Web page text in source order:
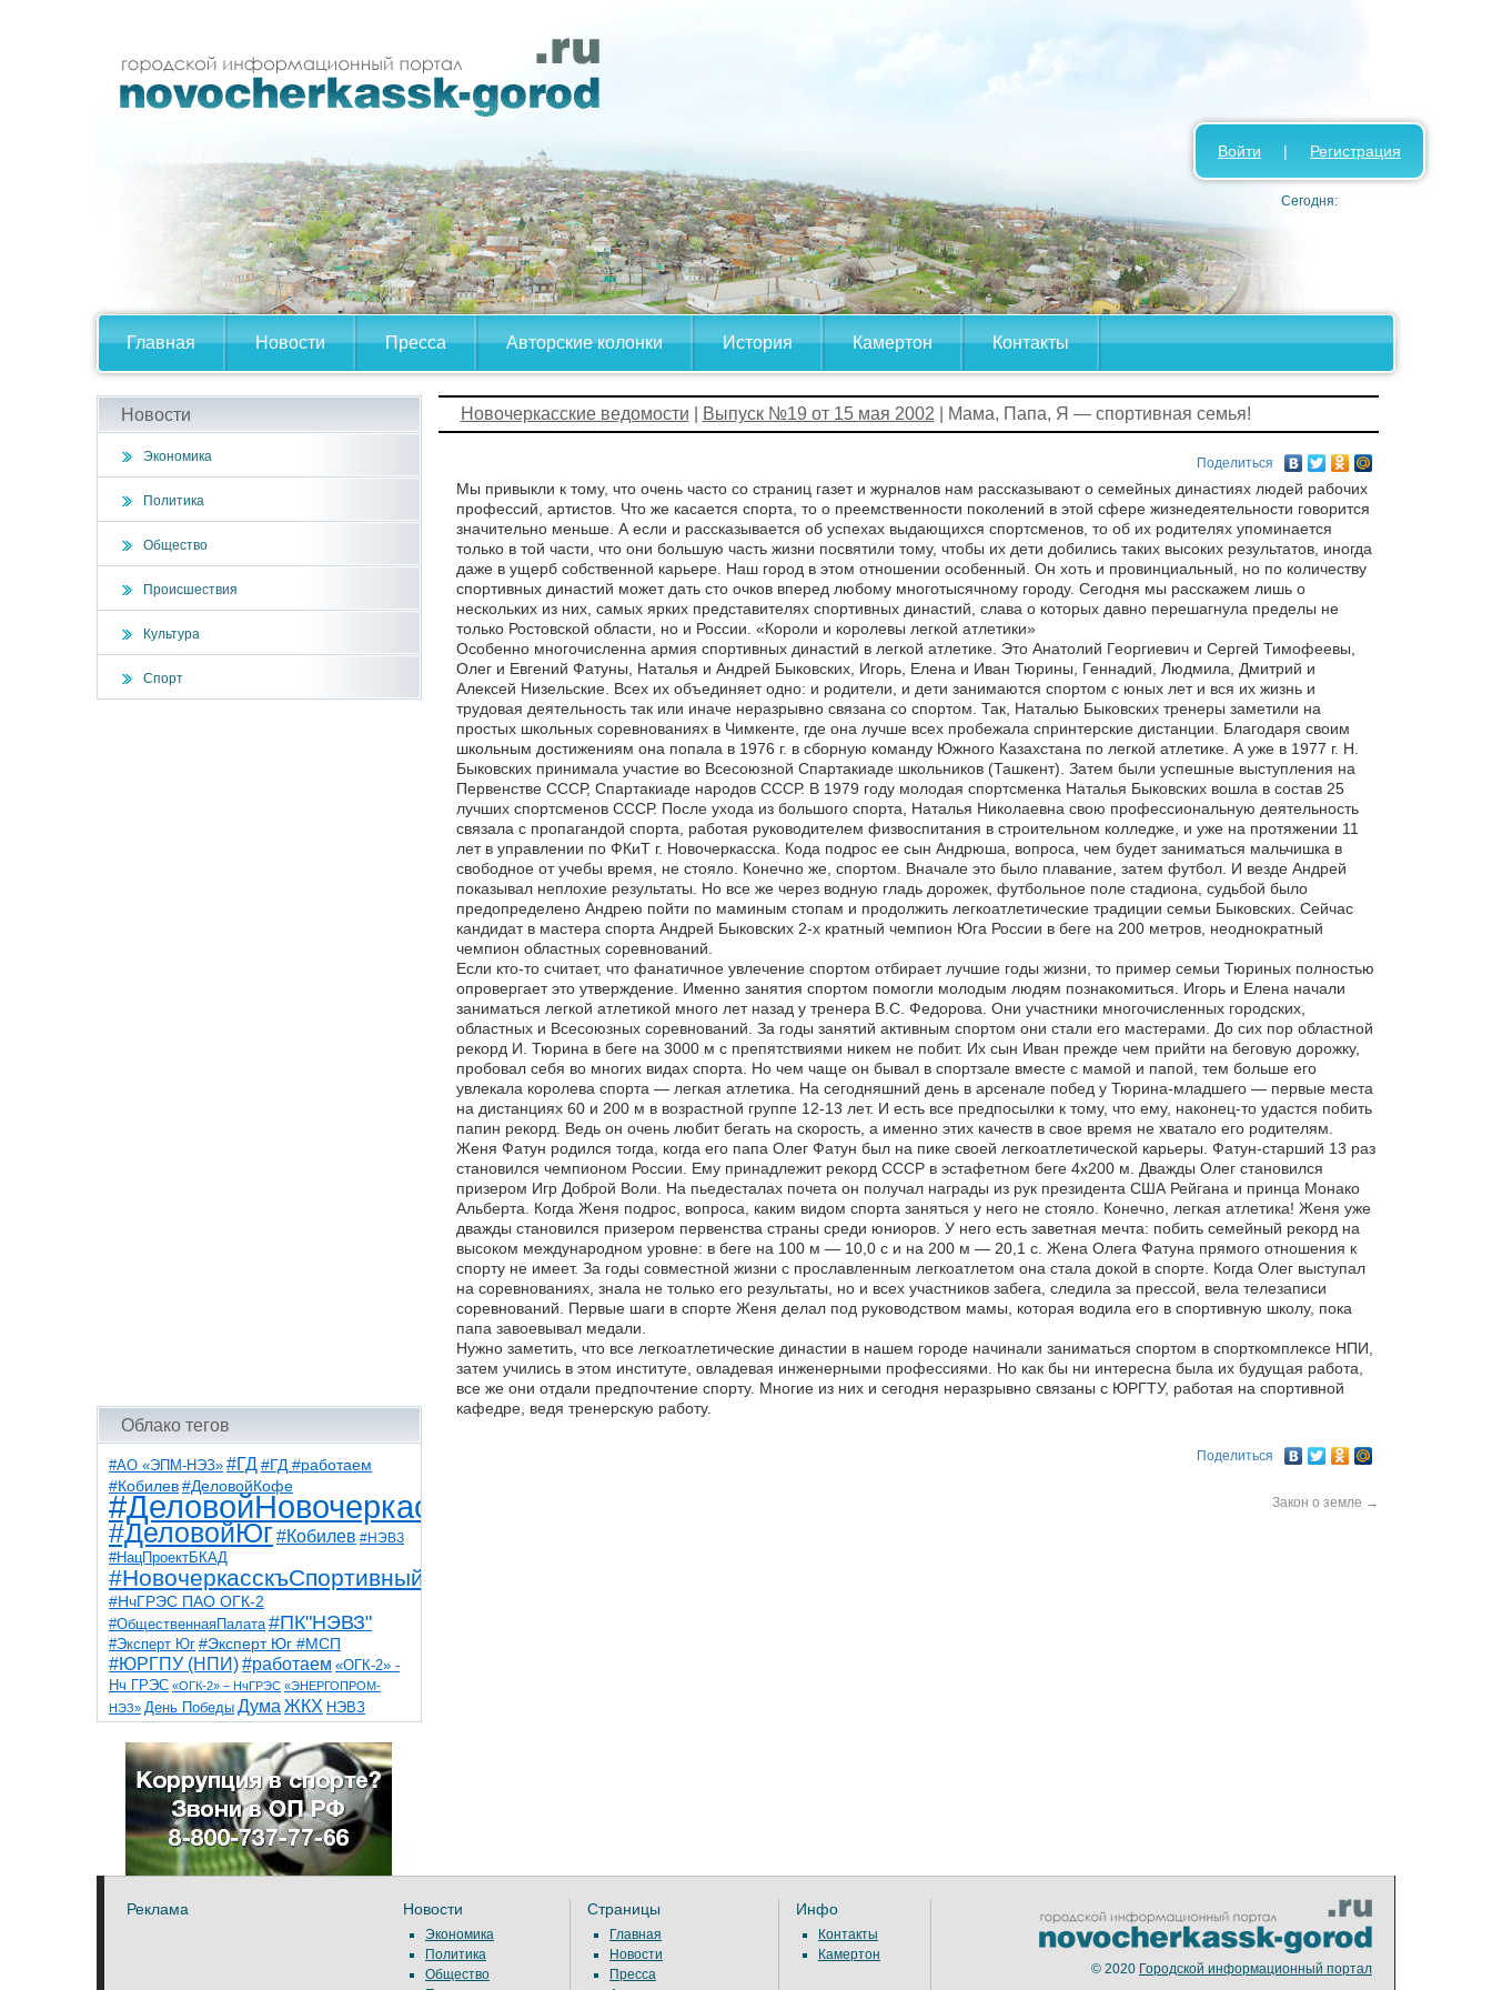
Главная Новости Пресса Авторские колонки История Камертон Контакты
Войти | Регистрация
Сегодня:
Новости
Экономика
Политика
Общество
Происшествия
Культура
Спорт
Облако тегов
#АО «ЭПМ-НЭЗ» #ГД #ГД #работаем
#Кобилев #ДеловойКофе
#ДеловойНовочеркасск
#ДеловойЮг#Кобилев #НЭВЗ
#НацПроектБКАД
#НовочеркасскъСпортивный
#НчГРЭС ПАО ОГК-2
#ОбщественнаяПалата #ПК"НЭВЗ"
#Эксперт Юг #Эксперт Юг #МСП
#ЮРГПУ (НПИ)#работаем «ОГК-2» -
Нч ГРЭС «ОГК-2» – НчГРЭС «ЭНЕРГОПРОМ-
НЭЗ» День Победы Дума ЖКХ НЭВЗ
НчГРЭС ТНТ
благоустройствоветераны выборы
детидороги казаки коррупция космос
общественная палата парк пожар роща
спорт театр транспорт художники
Новочеркасские ведомости Выпуск №19 от 15 мая 2002 | Мама, Папа, Я — спортивная семья!
Поделиться
Мы привыкли к тому, что очень часто со страниц газет и журналов нам рассказывают о семейных династиях людей рабочих
профессий, артистов. Что же касается спорта, то о преемственности поколений в этой сфере жизнедеятельности говорится
значительно меньше. А если и рассказывается об успехах выдающихся спортсменов, то об их родителях упоминается
только в той части, что они большую часть жизни посвятили тому, чтобы их дети добились таких высоких результатов, иногда
даже в ущерб собственной карьере. Наш город в этом отношении особенный. Он хоть и провинциальный, но по количеству
спортивных династий может дать сто очков вперед любому многотысячному городу. Сегодня мы расскажем лишь о
нескольких из них, самых ярких представителях спортивных династий, слава о которых давно перешагнула пределы не
только Ростовской области, но и России. «Короли и королевы легкой атлетики»
Особенно многочисленна армия спортивных династий в легкой атлетике. Это Анатолий Георгиевич и Сергей Тимофеевы,
Олег и Евгений Фатуны, Наталья и Андрей Быковских, Игорь, Елена и Иван Тюрины, Геннадий, Людмила, Дмитрий и
Алексей Низельские. Всех их объединяет одно: и родители, и дети занимаются спортом с юных лет и вся их жизнь и
трудовая деятельность так или иначе неразрывно связана со спортом. Так, Наталью Быковских тренеры заметили на
простых школьных соревнованиях в Чимкенте, где она лучше всех пробежала спринтерские дистанции. Благодаря своим
школьным достижениям она попала в 1976 г. в сборную команду Южного Казахстана по легкой атлетике. А уже в 1977 г. Н.
Быковских принимала участие во Всесоюзной Спартакиаде школьников (Ташкент). Затем были успешные выступления на
Первенстве СССР, Спартакиаде народов СССР. В 1979 году молодая спортсменка Наталья Быковских вошла в состав 25
лучших спортсменов СССР. После ухода из большого спорта, Наталья Николаевна свою профессиональную деятельность
связала с пропагандой спорта, работая руководителем физвоспитания в строительном колледже, и уже на протяжении 11
лет в управлении по ФКиТ г. Новочеркасска. Кода подрос ее сын Андрюша, вопроса, чем будет заниматься мальчишка в
свободное от учебы время, не стояло. Конечно же, спортом. Вначале это было плавание, затем футбол. И везде Андрей
показывал неплохие результаты. Но все же через водную гладь дорожек, футбольное поле стадиона, судьбой было
предопределено Андрею пойти по маминым стопам и продолжить легкоатлетические традиции семьи Быковских. Сейчас
кандидат в мастера спорта Андрей Быковских 2-х кратный чемпион Юга России в беге на 200 метров, неоднократный
чемпион областных соревнований.
Если кто-то считает, что фанатичное увлечение спортом отбирает лучшие годы жизни, то пример семьи Тюриных полностью
опровергает это утверждение. Именно занятия спортом помогли молодым людям познакомиться. Игорь и Елена начали
заниматься легкой атлетикой много лет назад у тренера В.С. Федорова. Они участники многочисленных городских,
областных и Всесоюзных соревнований. За годы занятий активным спортом они стали его мастерами. До сих пор областной
рекорд И. Тюрина в беге на 3000 м с препятствиями никем не побит. Их сын Иван прежде чем прийти на беговую дорожку,
пробовал себя во многих видах спорта. Но чем чаще он бывал в спортзале вместе с мамой и папой, тем больше его
увлекала королева спорта — легкая атлетика. На сегодняшний день в арсенале побед у Тюрина-младшего — первые места
на дистанциях 60 и 200 м в возрастной группе 12-13 лет. И есть все предпосылки к тому, что ему, наконец-то удастся побить
папин рекорд. Ведь он очень любит бегать на скорость, а именно этих качеств в свое время не хватало его родителям.
Женя Фатун родился тогда, когда его папа Олег Фатун был на пике своей легкоатлетической карьеры. Фатун-старший 13 раз
становился чемпионом России. Ему принадлежит рекорд СССР в эстафетном беге 4х200 м. Дважды Олег становился
призером Игр Доброй Воли. На пьедесталах почета он получал награды из рук президента США Рейгана и принца Монако
Альберта. Когда Женя подрос, вопроса, каким видом спорта заняться у него не стояло. Конечно, легкая атлетика! Женя уже
дважды становился призером первенства страны среди юниоров. У него есть заветная мечта: побить семейный рекорд на
высоком международном уровне: в беге на 100 м — 10,0 с и на 200 м — 20,1 с. Жена Олега Фатуна прямого отношения к
спорту не имеет. За годы совместной жизни с прославленным легкоатлетом она стала докой в спорте. Когда Олег выступал
на соревнованиях, знала не только его результаты, но и всех участников забега, следила за прессой, вела телезаписи
соревнований. Первые шаги в спорте Женя делал под руководством мамы, которая водила его в спортивную школу, пока
папа завоевывал медали.
Нужно заметить, что все легкоатлетические династии в нашем городе начинали заниматься спортом в спорткомплексе НПИ,
затем учились в этом институте, овладевая инженерными профессиями. Но как бы ни интересна была их будущая работа,
все же они отдали предпочтение спорту. Многие из них и сегодня неразрывно связаны с ЮРГТУ, работая на спортивной
кафедре, ведя тренерскую работу.
Поделиться
Закон о земле →
Реклама Новости
Экономика
Политика
Общество
Страницы
Главная
Новости
Пресса
Инфо
Контакты
Камертон
© 2020 Городской информационный портал